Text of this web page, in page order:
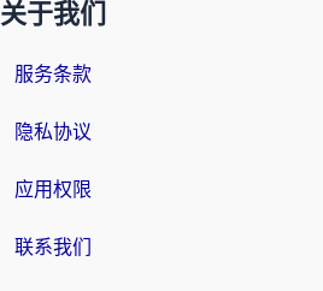
关于我们
服务条款
隐私协议
应用权限
联系我们